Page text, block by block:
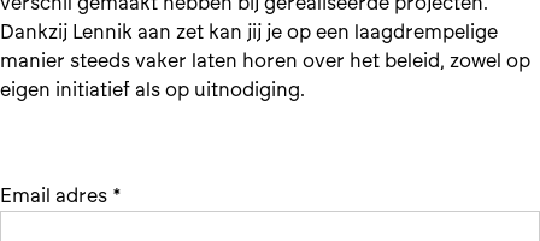
Dankzij Lennik aan zet kan jij je op een laagdrempelige
manier steeds vaker laten horen over het beleid, zowel op
eigen initiatief als op uitnodiging.
Email adres *